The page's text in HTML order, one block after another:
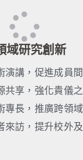
域研究創新
演講，促進成員
共享，強化貴儀
專長，推廣跨領
來訪，提升校外